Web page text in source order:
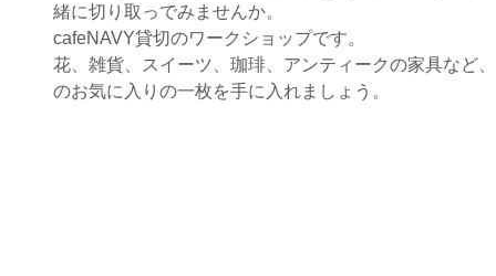
緒に切り取っでみませんか。
cafeNAVY貸切のワークショップです。
花、雑貨、スイーツ、珈琲、アンティークの家具など
のお気に入りの一枚を手に入れましょう。